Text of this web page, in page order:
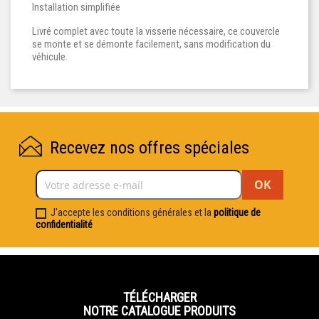
Installation simplifiée
Livré complet avec toute la visserie nécessaire, ce couvercle
se monte et se démonte facilement, sans modification du
véhicule.
Recevez nos offres spéciales
J'accepte les conditions générales et la politique de
confidentialité
TÉLÉCHARGER
NOTRE CATALOGUE PRODUITS